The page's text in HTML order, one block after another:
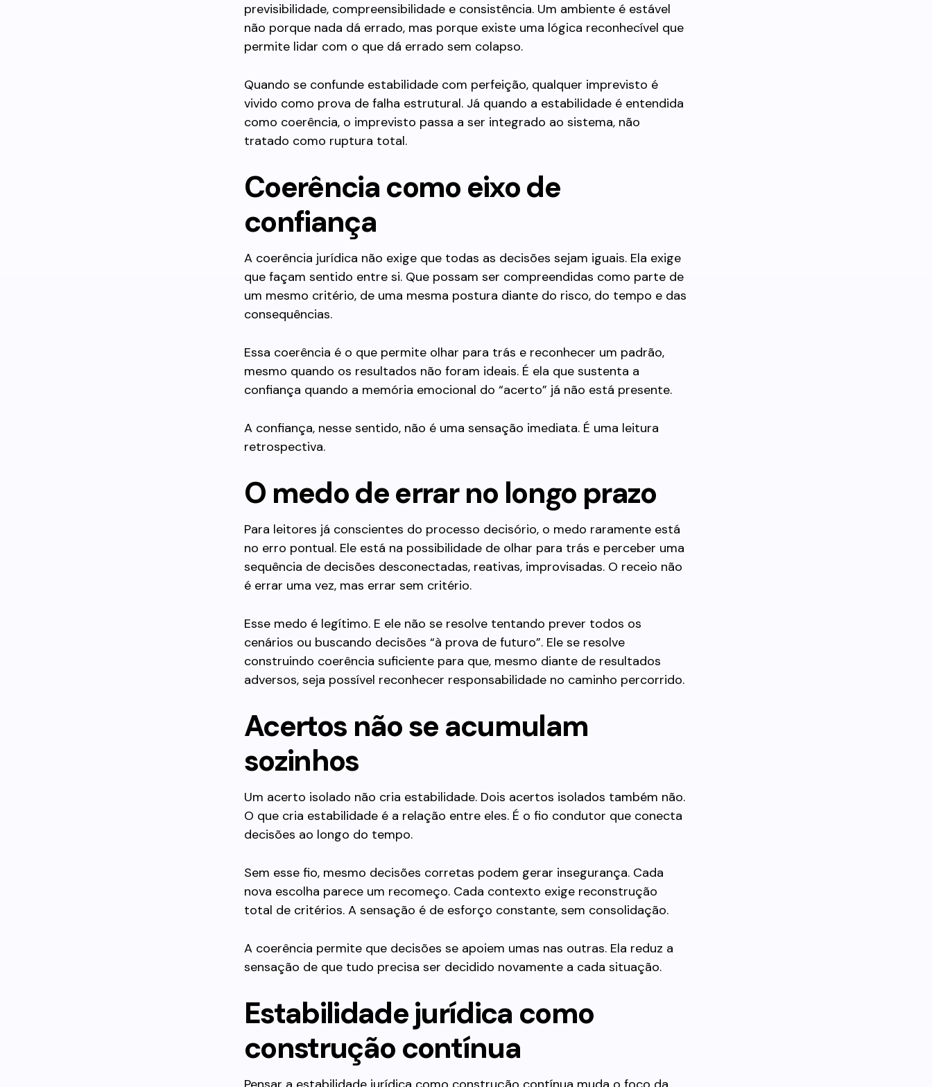
previsibilidade, compreensibilidade e consistência. Um ambiente é estável
não porque nada dá errado, mas porque existe uma lógica reconhecível que
permite lidar com o que dá errado sem colapso.
Quando se confunde estabilidade com perfeição, qualquer imprevisto é
vivido como prova de falha estrutural. Já quando a estabilidade é entendida
como coerência, o imprevisto passa a ser integrado ao sistema, não
tratado como ruptura total.
Coerência como eixo de
confiança
A coerência jurídica não exige que todas as decisões sejam iguais. Ela exige
que façam sentido entre si. Que possam ser compreendidas como parte de
um mesmo critério, de uma mesma postura diante do risco, do tempo e das
consequências.
Essa coerência é o que permite olhar para trás e reconhecer um padrão,
mesmo quando os resultados não foram ideais. É ela que sustenta a
confiança quando a memória emocional do “acerto” já não está presente.
A confiança, nesse sentido, não é uma sensação imediata. É uma leitura
retrospectiva.
O medo de errar no longo prazo
Para leitores já conscientes do processo decisório, o medo raramente está
no erro pontual. Ele está na possibilidade de olhar para trás e perceber uma
sequência de decisões desconectadas, reativas, improvisadas. O receio não
é errar uma vez, mas errar sem critério.
Esse medo é legítimo. E ele não se resolve tentando prever todos os
cenários ou buscando decisões “à prova de futuro”. Ele se resolve
construindo coerência suficiente para que, mesmo diante de resultados
adversos, seja possível reconhecer responsabilidade no caminho percorrido.
Acertos não se acumulam
sozinhos
Um acerto isolado não cria estabilidade. Dois acertos isolados também não.
O que cria estabilidade é a relação entre eles. É o fio condutor que conecta
decisões ao longo do tempo.
Sem esse fio, mesmo decisões corretas podem gerar insegurança. Cada
nova escolha parece um recomeço. Cada contexto exige reconstrução
total de critérios. A sensação é de esforço constante, sem consolidação.
A coerência permite que decisões se apoiem umas nas outras. Ela reduz a
sensação de que tudo precisa ser decidido novamente a cada situação.
Estabilidade jurídica como
construção contínua